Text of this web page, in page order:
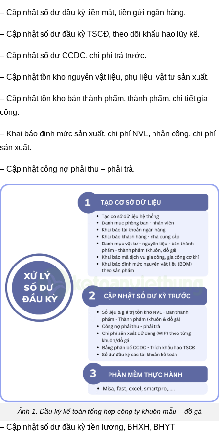
– Cập nhật số dư đầu kỳ tiền mặt, tiền gửi ngân hàng.
– Cập nhật số dư đầu kỳ TSCĐ, theo dõi khấu hao lũy kế.
– Cập nhật số dư CCDC, chi phí trả trước.
– Cập nhật tồn kho nguyên vật liệu, phụ liệu, vật tư sản xuất.
– Cập nhật tồn kho bán thành phẩm, thành phẩm, chi tiết gia
công.
– Khai báo định mức sản xuất, chi phí NVL, nhân công, chi phí
sản xuất.
– Cập nhật công nợ phải thu – phải trả.
Ảnh 1. Đầu kỳ kế toán tổng hợp công ty khuôn mẫu – đồ gá
– Cập nhật số dư đầu kỳ tiền lương, BHXH, BHYT.